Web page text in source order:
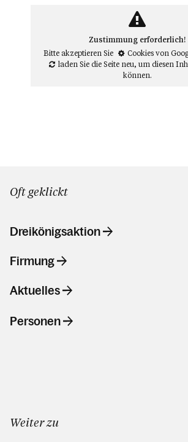
Zustimmung erforderlich!
Bitte akzeptieren Sie
Cookies von
laden Sie die Seite neu, um diesen
können.
Oft geklickt
Dreikönigsaktion
Firmung
Aktuelles
Personen
Weiter zu